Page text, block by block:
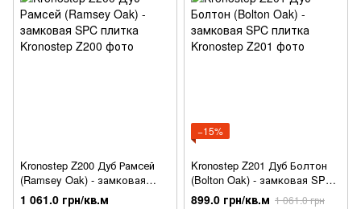
Kronostep Z200 Дуб Рамсей
(Ramsey Oak) - замковая
SPC плитка
1 061.0 грн/кв.м
−15%
Kronostep Z201 Дуб Болтон
(Bolton Oak) - замковая SPC
плитка
899.0 грн/кв.м 1 061.0 грн